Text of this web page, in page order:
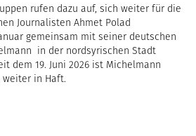
rufen dazu auf, sich weiter für die
Journalisten Ahmet Polad
gemeinsam mit seiner deutschen
in der nordsyrischen Stadt
dem 19. Juni 2026 ist Michelmann
in Haft.